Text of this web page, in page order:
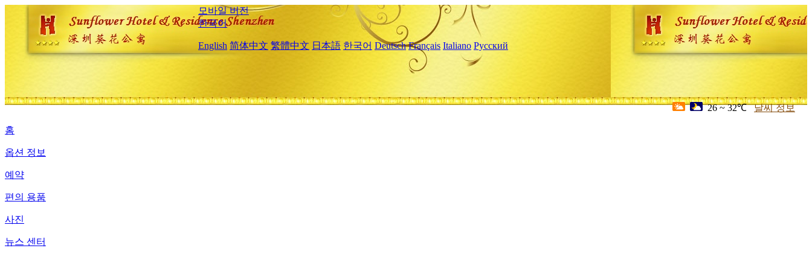
모바일 버전
한국어
English 简体中文 繁體中文 日本語 한국어 Deutsch Français Italiano Русский
26 ~ 32℃ 날씨 정보
홈
옵션 정보
예약
편의 용품
사진
뉴스 센터